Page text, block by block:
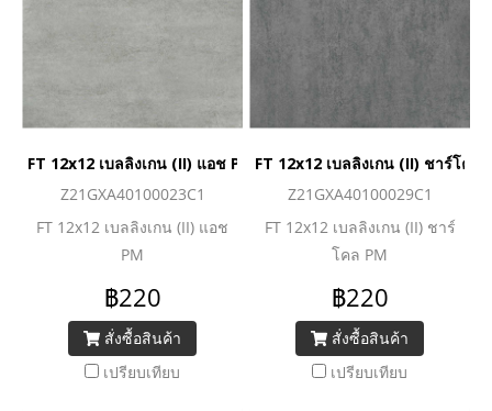
FT 12x12 เบลลิงเกน (II) แอช PM
Z21GXA40100023C1
FT 12x12 เบลลิงเกน (II) แอช
PM
฿220
สั่งซื้อสินค้า
เปรียบเทียบ
FT 12x12 เบลลิงเกน (II) ชาร์โคล
Z21GXA40100029C1
FT 12x12 เบลลิงเกน (II) ชาร์
โคล PM
฿220
สั่งซื้อสินค้า
เปรียบเทียบ